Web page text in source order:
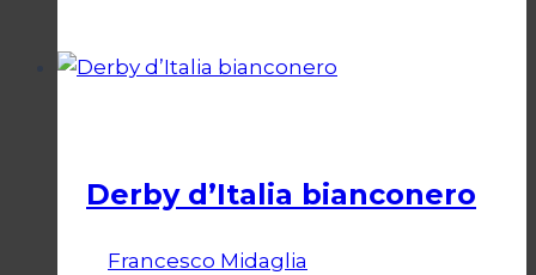
e
Derby d’Italia bianconero
Francesco Midaglia